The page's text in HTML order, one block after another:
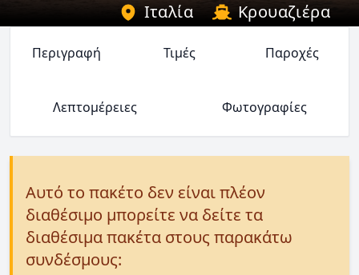
Ιταλία Κρουαζιέρα
Περιγραφή Τιμές Παροχές
Λεπτομέρειες Φωτογραφίες
Αυτό το πακέτο δεν είναι πλέον
διαθέσιμο μπορείτε να δείτε τα
διαθέσιμα πακέτα στους παρακάτω
συνδέσμους: